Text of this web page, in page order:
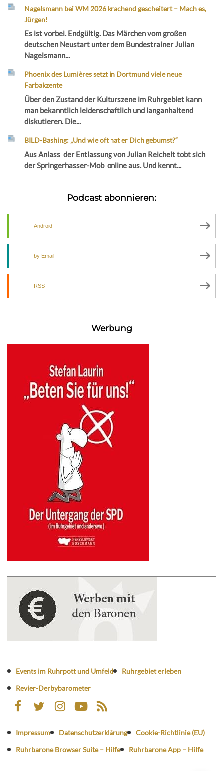
Nagelsmann bei WM 2026 krachend gescheitert – Mach es,
Jürgen!
Es ist vorbei. Endgültig. Das Märchen vom großen
deutschen Neustart unter dem Bundestrainer Julian
Nagelsmann...
Phoenix des Lumières setzt in Dortmund viele neue
Farbakzente
Über den Zustand der Kulturszene im Ruhrgebiet kann
man bekanntlich leidenschaftlich und langanhaltend
diskutieren. Die...
BILD-Bashing: „Und wie oft hat er Dich gebumst?“
Aus Anlass der Entlassung von Julian Reichelt tobt sich
der Springerhasser-Mob online aus. Und kennt...
Podcast abonnieren:
Android
by Email
RSS
Werbung
Events im Ruhrpott und Umfeld
Ruhrgebiet erleben
Revier-Derbybarometer
Impressum Datenschutzerklärung
Cookie-Richtlinie (EU)
Ruhrbarone Browser Suite – Hilfe
Ruhrbarone App – Hilfe